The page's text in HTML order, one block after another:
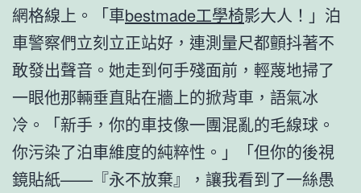
網格線上。「車bestmade工學椅影大人！」泊
車警察們立刻立正站好，連測量尺都顫抖著不
敢發出聲音。她走到何手殘面前，輕蔑地掃了
一眼他那輛垂直貼在牆上的掀背車，語氣冰
冷。「新手，你的車技像一團混亂的毛線球。
你污染了泊車維度的純粹性。」「但你的後視
鏡貼紙——『永不放棄』，讓我看到了一絲愚